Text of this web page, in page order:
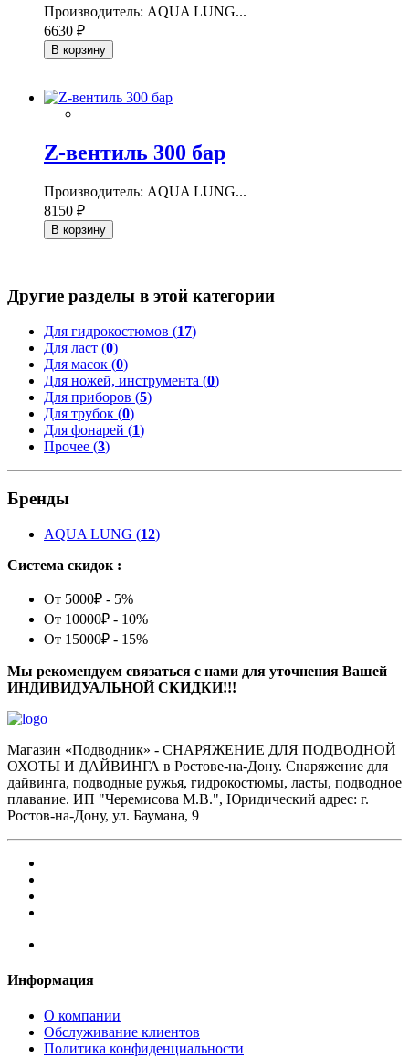
Производитель: AQUA LUNG...
6630 ₽
В корзину
Z-вентиль 300 бар
Производитель: AQUA LUNG...
8150 ₽
В корзину
Другие разделы в этой категории
Для гидрокостюмов (17)
Для ласт (0)
Для масок (0)
Для ножей, инструмента (0)
Для приборов (5)
Для трубок (0)
Для фонарей (1)
Прочее (3)
Бренды
AQUA LUNG (12)
Система скидок :
От 5000₽ - 5%
От 10000₽ - 10%
От 15000₽ - 15%
Мы рекомендуем связаться с нами для уточнения Вашей
ИНДИВИДУАЛЬНОЙ СКИДКИ!!!
Магазин «Подводник» - СНАРЯЖЕНИЕ ДЛЯ ПОДВОДНОЙ
ОХОТЫ И ДАЙВИНГА в Ростове-на-Дону. Снаряжение для
дайвинга, подводные ружья, гидрокостюмы, ласты, подводное
плавание. ИП "Черемисова М.В.", Юридический адрес: г.
Ростов-на-Дону, ул. Баумана, 9
Информация
О компании
Обслуживание клиентов
Политика конфиденциальности